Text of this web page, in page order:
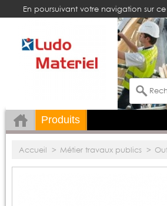
En poursuivant votre navigation sur
Produits
Accueil > Métier travaux publics >